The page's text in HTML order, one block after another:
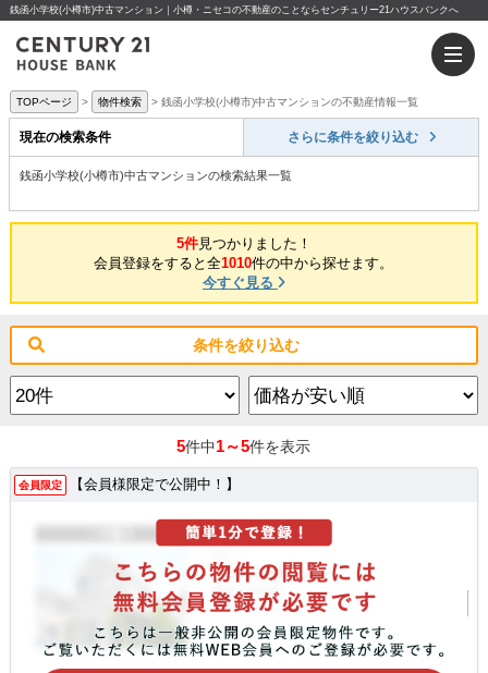
銭函小学校(小樽市)中古マンション｜小樽・ニセコの不動産のことならセンチュリー21ハウスバンクへ
TOPページ 物件検索 銭函小学校(小樽市)中古マンションの不動産情報一覧
現在の検索条件 さらに条件を絞り込む
銭函小学校(小樽市)中古マンションの検索結果一覧
5件見つかりました！
会員登録をすると全1010件の中から探せます。
今すぐ見る
条件を絞り込む
5件中1～5件を表示
会員限定 【会員様限定で公開中！】